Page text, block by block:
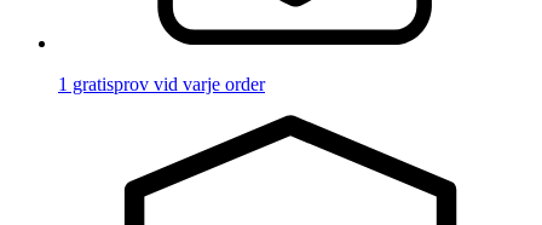
1 gratisprov vid varje order